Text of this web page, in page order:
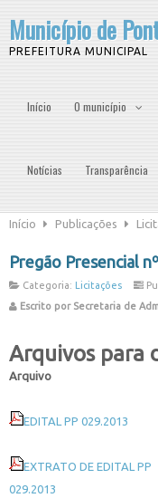
Município de
PREFEITURA MUNICIPAL
Início O município
Notícias Transparência
Início Publicações
Pregão Presencial
Categoria: Licitações
Escrito por Secretaria de
Arquivos para
Arquivo
EDITAL PP 029.2013
EXTRATO DE EDITAL PP
029.2013